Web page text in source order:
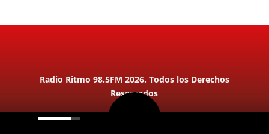
Radio Ritmo 98.5FM 2026. Todos los Derechos
Reservados